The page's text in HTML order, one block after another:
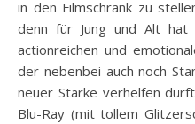
in den Filmschrank zu
denn für Jung und Alt hat
actionreichen und
der nebenbei auch noch
neuer Stärke verhelfen
Blu-Ray (mit tollem